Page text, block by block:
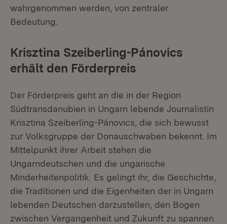
wahrgenommen werden, von zentraler
Bedeutung.
Krisztina Szeiberling-Pánovics
erhält den Förderpreis
Der Förderpreis geht an die in der Region
Südtransdanubien in Ungarn lebende Journalistin
Krisztina Szeiberling-Pánovics, die sich bewusst
zur Volksgruppe der Donauschwaben bekennt. Im
Mittelpunkt ihrer Arbeit stehen die
Ungarndeutschen und die ungarische
Minderheitenpolitik. Es gelingt ihr, die Geschichte,
die Traditionen und die Eigenheiten der in Ungarn
lebenden Deutschen darzustellen, den Bogen
zwischen Vergangenheit und Zukunft zu spannen